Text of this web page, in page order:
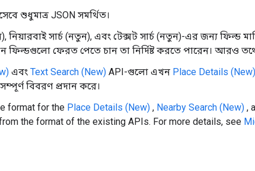
শুধুমাত্র JSON সমর্থিত।
নিয়ারবাই সার্চ (নতুন), এবং টেক্সট সার্চ (নতুন)-এর জন্য ফিল্ড
ফেরত পেতে চান তা নির্দিষ্ট করতে পারেন। আরও
এবং Text Search (New) API-গুলো এখন Place Details (New)
বিবরণ প্রদান করে।
format for the Place Details (New) , Nearby Search (New) ,
the format of the existing APIs. For more details, see